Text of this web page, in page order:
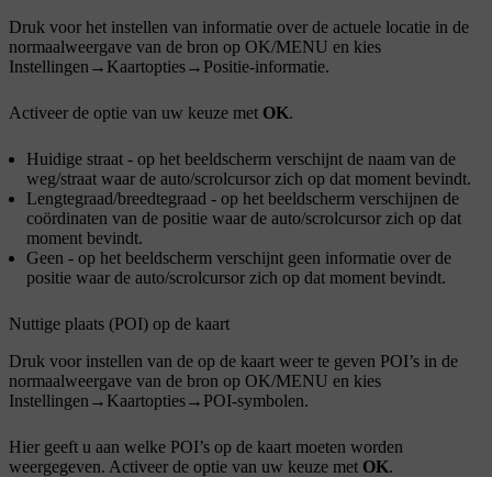
Druk voor het instellen van informatie over de actuele locatie in de
normaalweergave van de bron op OK/MENU en kies
Instellingen → Kaartopties→ Positie-informatie.
Activeer de optie van uw keuze met OK.
Huidige straat - op het beeldscherm verschijnt de naam van de
weg/straat waar de auto/scrolcursor zich op dat moment bevindt.
Lengtegraad/breedtegraad - op het beeldscherm verschijnen de
coördinaten van de positie waar de auto/scrolcursor zich op dat
moment bevindt.
Geen - op het beeldscherm verschijnt geen informatie over de
positie waar de auto/scrolcursor zich op dat moment bevindt.
Nuttige plaats (POI) op de kaart
Druk voor instellen van de op de kaart weer te geven POI’s in de
normaalweergave van de bron op OK/MENU en kies
Instellingen → Kaartopties→ POI-symbolen.
Hier geeft u aan welke POI’s op de kaart moeten worden
weergegeven. Activeer de optie van uw keuze met OK.